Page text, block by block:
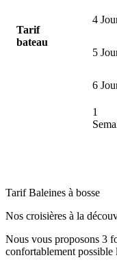
Tarif
bateau
4
5
6
1
Tarif Baleines à bosse
Nos croisières à la
Nous vous proposons 3
confortablement possible